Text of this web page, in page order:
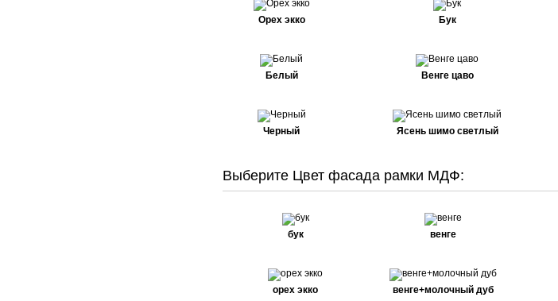
Орех экко Бук
Белый Венге цаво
Черный Ясень шимо светлый
Выберите Цвет фасада рамки МДФ:
бук венге
орех экко венге+молочный дуб